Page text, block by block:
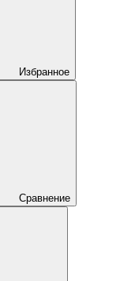
Избранное
Сравнение